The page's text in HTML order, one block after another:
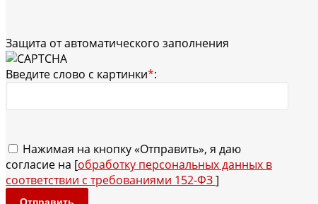
Защита от автоматического заполнения
Введите слово с картинки*:
Нажимая на кнопку «Отправить», я даю
согласие на [обработку персональных данных в
соответствии с требованиями 152-ФЗ]
Отправить